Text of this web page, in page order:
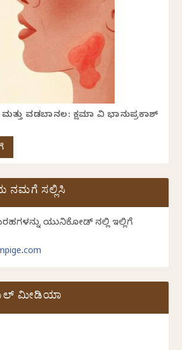
ಮತ್ತು ವಡಬಾನಲ: ಕ್ಷಮಾ ವಿ ಭಾನುಪ್ರಕಾಶ್
ನಮಗೆ ಸಲ್ಲಿಸಿ
ಯುನಿಕೋಡ್ ನಲ್ಲಿ ಇಲ್ಲಿಗೆ
ಮೀಡಿಯಾ